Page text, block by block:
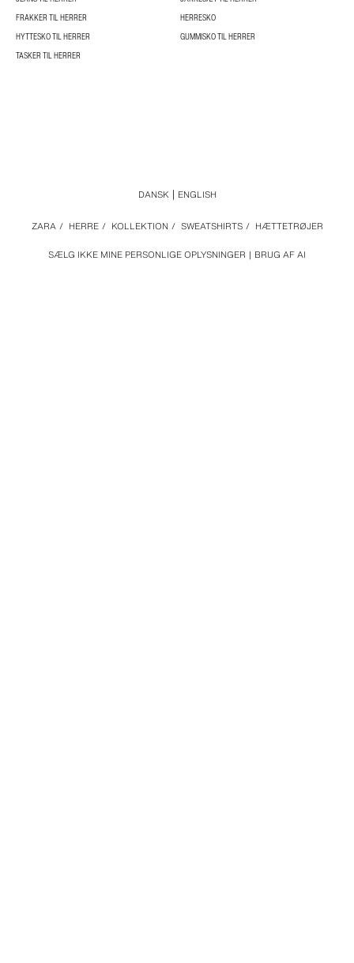
FRAKKER TIL HERRER
HERRESKO
HYTTESKO TIL HERRER
GUMMISKO TIL HERRER
TASKER TIL HERRER
SÆLG IKKE MINE PERSONLIGE OPLYSNINGER BRUG AF AI
ZARA / HERRE / KOLLEKTION / SWEATSHIRTS / HÆTTETRØJER
DANSK ENGLISH